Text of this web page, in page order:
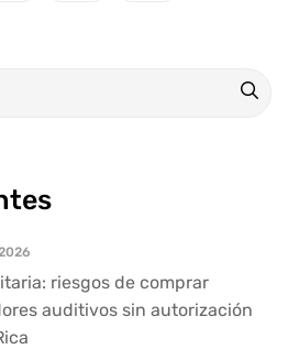
riesgos de comprar
auditivos sin autorización